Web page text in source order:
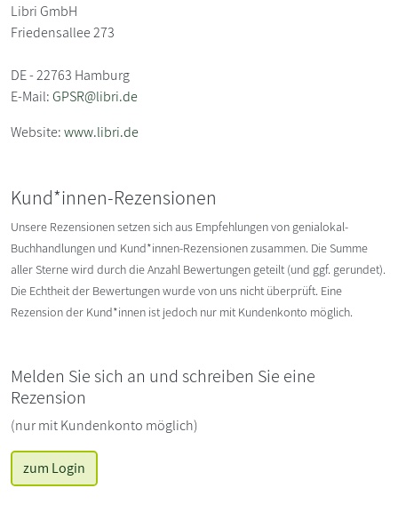
Libri GmbH
Friedensallee 273
DE - 22763 Hamburg
E-Mail:GPSR@libri.de
Website:www.libri.de
Kund*innen-Rezensionen
Unsere Rezensionen setzen sich aus Empfehlungen von genialokal-
Buchhandlungen und Kund*innen-Rezensionen zusammen. Die Summe
aller Sterne wird durch die Anzahl Bewertungen geteilt (und ggf. gerundet).
Die Echtheit der Bewertungen wurde von uns nicht überprüft. Eine
Rezension der Kund*innen ist jedoch nur mit Kundenkonto möglich.
Melden Sie sich an und schreiben Sie eine
Rezension
(nur mit Kundenkonto möglich)
zum Login